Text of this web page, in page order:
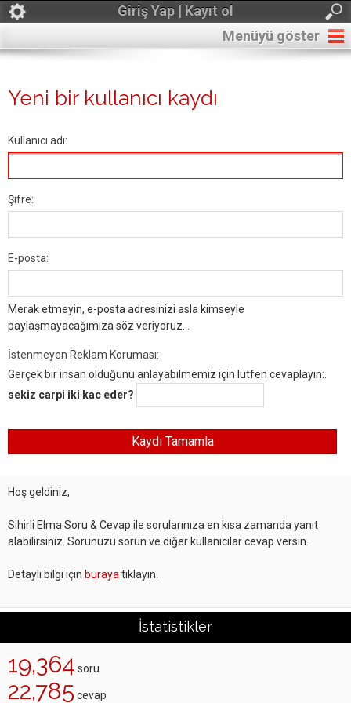
Giriş Yap | Kayıt ol
Menüyü göster
Yeni bir kullanıcı kaydı
Kullanıcı adı:
Şifre:
E-posta:
Merak etmeyin, e-posta adresinizi asla kimseyle
paylaşmayacağımıza söz veriyoruz...
İstenmeyen Reklam Koruması:
Gerçek bir insan olduğunu anlayabilmemiz için lütfen cevaplayın:.
sekiz carpi iki kac eder?
Hoş geldiniz,
Sihirli Elma Soru & Cevap ile sorularınıza en kısa zamanda yanıt
alabilirsiniz. Sorunuzu sorun ve diğer kullanıcılar cevap versin.
Detaylı bilgi için buraya tıklayın.
İstatistikler
19,364 soru
22,785 cevap